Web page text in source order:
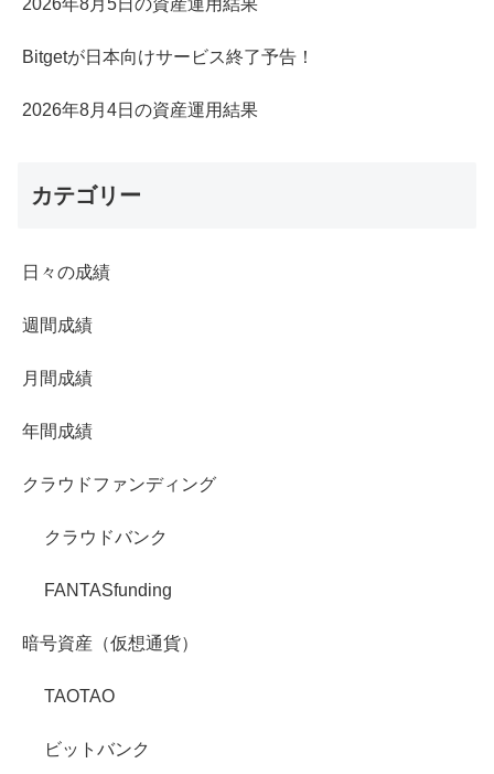
2026年8月5日の資産運用結果
Bitgetが日本向けサービス終了予告！
2026年8月4日の資産運用結果
カテゴリー
日々の成績
週間成績
月間成績
年間成績
クラウドファンディング
クラウドバンク
FANTASfunding
暗号資産（仮想通貨）
TAOTAO
ビットバンク